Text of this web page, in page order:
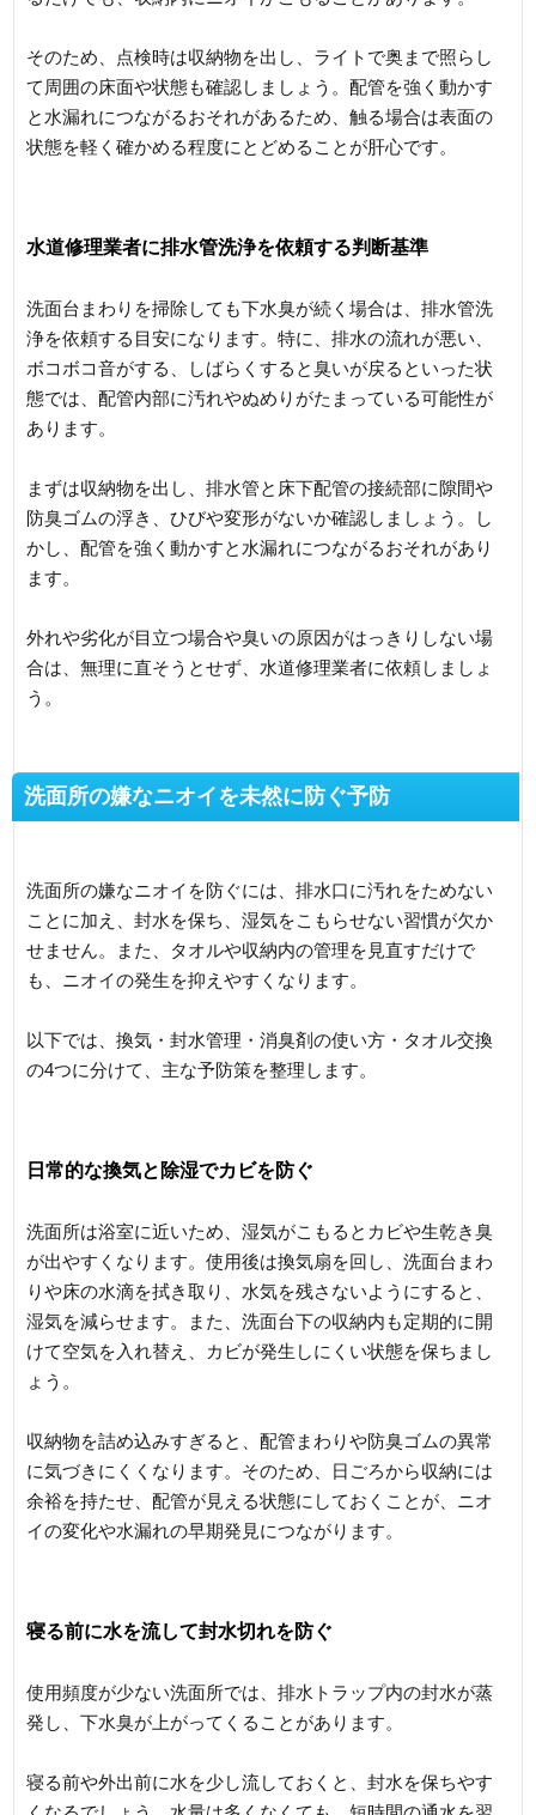
そのため、点検時は収納物を出し、ライトで奥まで照らし
て周囲の床面や状態も確認しましょう。配管を強く動かす
と水漏れにつながるおそれがあるため、触る場合は表面の
状態を軽く確かめる程度にとどめることが肝心です。
水道修理業者に排水管洗浄を依頼する判断基準
洗面台まわりを掃除しても下水臭が続く場合は、排水管洗
浄を依頼する目安になります。特に、排水の流れが悪い、
ボコボコ音がする、しばらくすると臭いが戻るといった状
態では、配管内部に汚れやぬめりがたまっている可能性が
あります。
まずは収納物を出し、排水管と床下配管の接続部に隙間や
防臭ゴムの浮き、ひびや変形がないか確認しましょう。し
かし、配管を強く動かすと水漏れにつながるおそれがあり
ます。
外れや劣化が目立つ場合や臭いの原因がはっきりしない場
合は、無理に直そうとせず、水道修理業者に依頼しましょ
う。
洗面所の嫌なニオイを未然に防ぐ予防
洗面所の嫌なニオイを防ぐには、排水口に汚れをためない
ことに加え、封水を保ち、湿気をこもらせない習慣が欠か
せません。また、タオルや収納内の管理を見直すだけで
も、ニオイの発生を抑えやすくなります。
以下では、換気・封水管理・消臭剤の使い方・タオル交換
の4つに分けて、主な予防策を整理します。
日常的な換気と除湿でカビを防ぐ
洗面所は浴室に近いため、湿気がこもるとカビや生乾き臭
が出やすくなります。使用後は換気扇を回し、洗面台まわ
りや床の水滴を拭き取り、水気を残さないようにすると、
湿気を減らせます。また、洗面台下の収納内も定期的に開
けて空気を入れ替え、カビが発生しにくい状態を保ちまし
ょう。
収納物を詰め込みすぎると、配管まわりや防臭ゴムの異常
に気づきにくくなります。そのため、日ごろから収納には
余裕を持たせ、配管が見える状態にしておくことが、ニオ
イの変化や水漏れの早期発見につながります。
寝る前に水を流して封水切れを防ぐ
使用頻度が少ない洗面所では、排水トラップ内の封水が蒸
発し、下水臭が上がってくることがあります。
寝る前や外出前に水を少し流しておくと、封水を保ちやす